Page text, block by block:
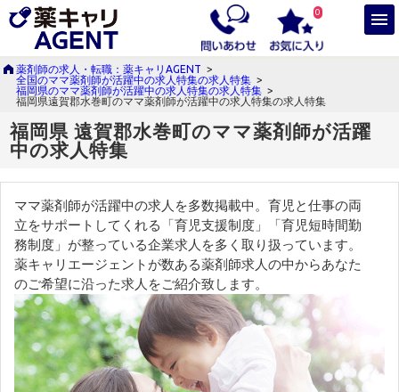
0
薬剤師の求人・転職：薬キャリAGENT >
全国のママ薬剤師が活躍中の求人特集の求人特集 >
福岡県のママ薬剤師が活躍中の求人特集の求人特集 >
福岡県遠賀郡水巻町のママ薬剤師が活躍中の求人特集の求人特集
福岡県 遠賀郡水巻町のママ薬剤師が活躍
中の求人特集
ママ薬剤師が活躍中の求人を多数掲載中。育児と仕事の両
立をサポートしてくれる「育児支援制度」「育児短時間勤
務制度」が整っている企業求人を多く取り扱っています。
薬キャリエージェントが数ある薬剤師求人の中からあなた
のご希望に沿った求人をご紹介致します。